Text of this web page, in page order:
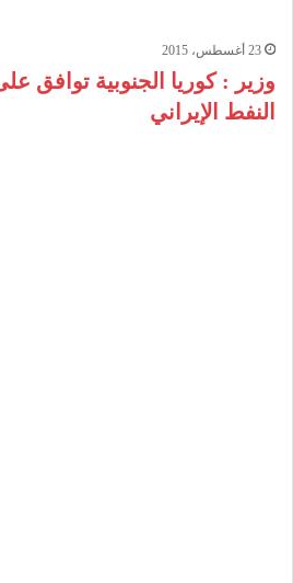
23 أغسطس، 2015
وزير : كوريا الجنوبية توافق
النفط الإيراني